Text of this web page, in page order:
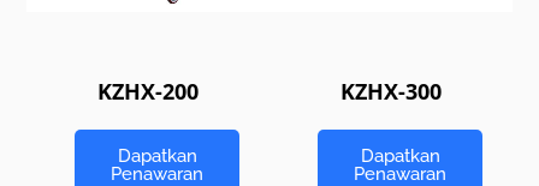
KZHX-200
Dapatkan
Penawaran
KZHX-300
Dapatkan
Penawaran